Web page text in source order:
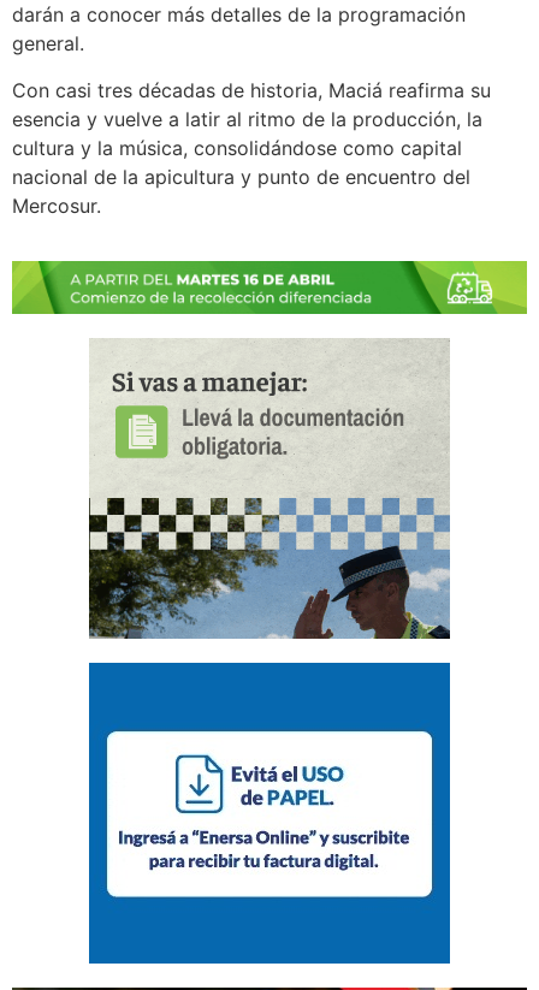
darán a conocer más detalles de la programación
general.
Con casi tres décadas de historia, Maciá reafirma su
esencia y vuelve a latir al ritmo de la producción, la
cultura y la música, consolidándose como capital
nacional de la apicultura y punto de encuentro del
Mercosur.